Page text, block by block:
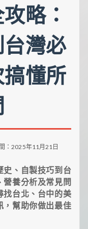
略：
灣必
懂所
：2025年11月21日
史、自製技巧到台
營養分析及常見問
找台北、台中的美
，幫助你做出最佳